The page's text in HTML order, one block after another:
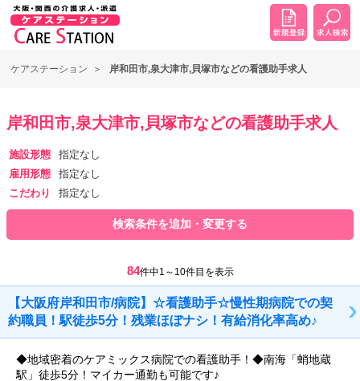
ケアステーション 岸和田市,泉大津市,貝塚市などの看護助手求人
岸和田市,泉大津市,貝塚市などの看護助手求人
施設形態
指定なし
雇用形態
指定なし
こだわり
指定なし
検索条件を追加・変更する
84件中1～10件目を表示
【大阪府岸和田市/病院】☆看護助手☆慢性期病院での契
約職員！駅徒歩5分！残業ほぼナシ！有給消化率高め♪
◆地域密着のケアミックス病院での看護助手！◆南海「蛸地蔵
駅」徒歩5分！マイカー通勤も可能です♪